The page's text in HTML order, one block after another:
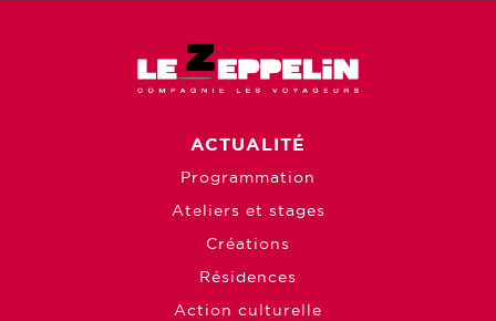
ACTUALITÉ
Programmation
Ateliers et stages
Créations
Résidences
Action culturelle